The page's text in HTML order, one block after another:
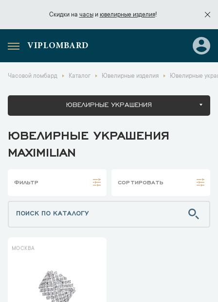
Скидки на часыи ювелирные изделия!
Скидки начасы
VIPLOMBARD
Часовой ломбард Каталог Ювелирные изделия Ювелирные
ЮВЕЛИРНЫЕ УКРАШЕНИЯ
ЮВЕЛИРНЫЕ УКРАШЕНИЯ
MAXIMILIAN
ФИЛЬТР СОРТИРОВАТЬ
МОСКВА